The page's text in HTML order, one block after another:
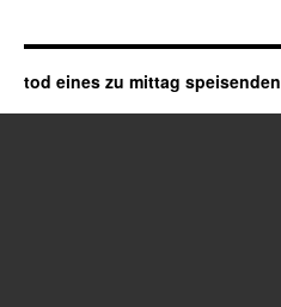
tod eines zu mittag speisenden